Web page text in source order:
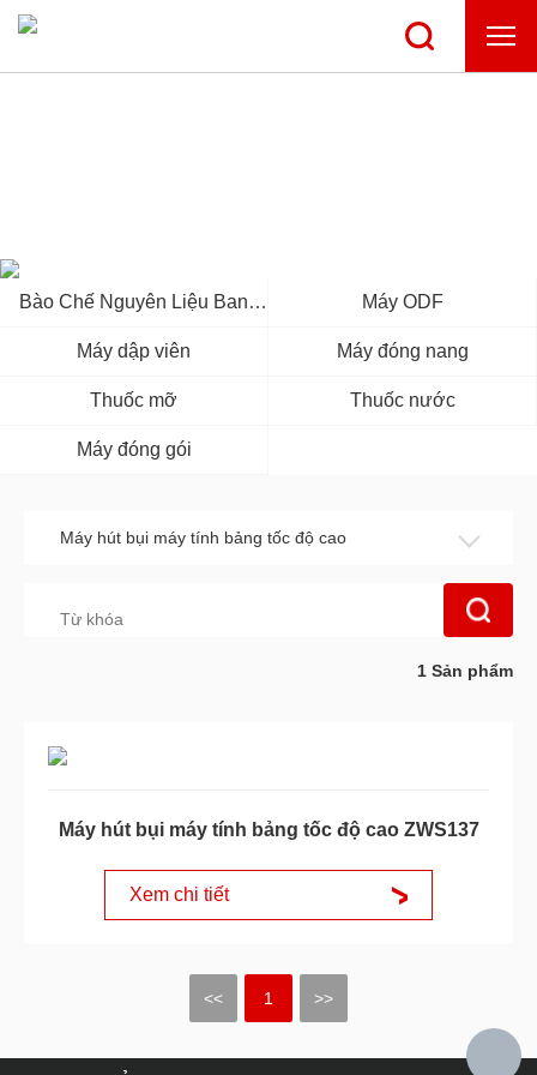
Bào Chế Nguyên Liệu Ban
Đầu
Máy ODF
Máy dập viên Máy đóng nang
Thuốc mỡ Thuốc nước
Máy đóng gói
Máy hút bụi máy tính bảng tốc độ cao
1 Sản phẩm
Máy hút bụi máy tính bảng tốc độ cao ZWS137
Xem chi tiết
<< 1 >>